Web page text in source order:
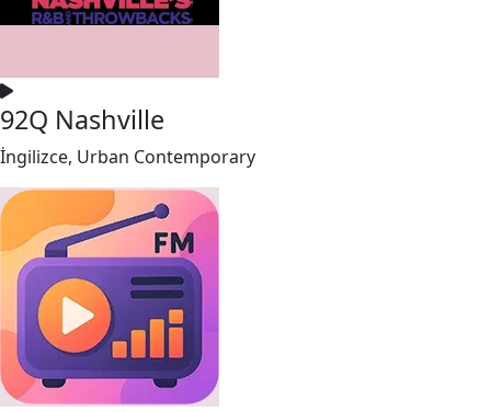
92Q Nashville
İngilizce, Urban Contemporary